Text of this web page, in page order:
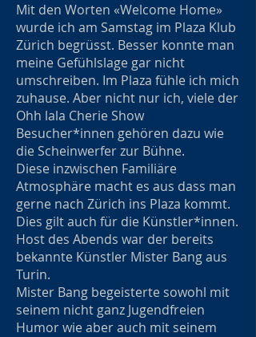
Mit den Worten «Welcome Home»
wurde ich am Samstag im Plaza Klub
Zürich begrüsst. Besser konnte man
meine Gefühlslage gar nicht
umschreiben. Im Plaza fühle ich mich
zuhause. Aber nicht nur ich, viele der
Ohh lala Cherie Show
Besucher*innen gehören dazu wie
die Scheinwerfer zur Bühne.
Diese inzwischen Familiäre
Atmosphäre macht es aus dass man
gerne nach Zürich ins Plaza kommt.
Dies gilt auch für die Künstler*innen.
Host des Abends war der bereits
bekannte Künstler Mister Bang aus
Turin.
Mister Bang begeisterte sowohl mit
seinem nicht ganz Jugendfreien
Humor wie aber auch mit seinem